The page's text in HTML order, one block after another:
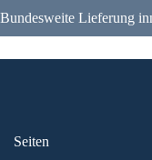
Bundesweite Lieferung
Seiten